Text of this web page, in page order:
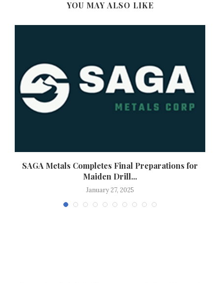
YOU MAY ALSO LIKE
SAGA Metals Completes Final Preparations for
Maiden Drill...
January 27, 2025